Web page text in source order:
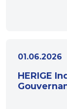
01.06.2026
HERIGE